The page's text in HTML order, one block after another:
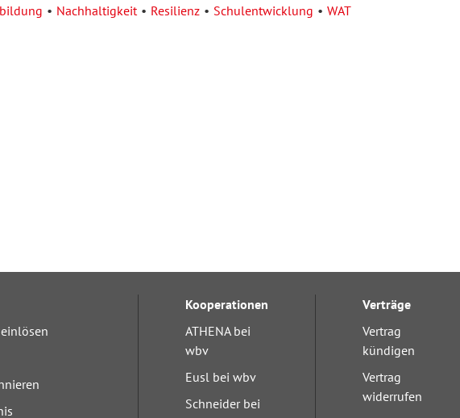
Nachhaltigkeit Resilienz Schulentwicklung WAT
Kooperationen
ATHENA bei
wbv
Eusl bei wbv
Schneider bei
Verträge
Vertrag
kündigen
Vertrag
widerrufen